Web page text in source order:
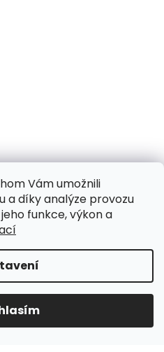
Vám umožnili
a díky analýze provozu
funkce, výkon a